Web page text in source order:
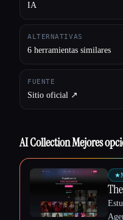
IA
ALTERNATIVAS
6 herramientas similares
FUENTE
Sitio oficial ↗︎
AI Collection Mejores
★